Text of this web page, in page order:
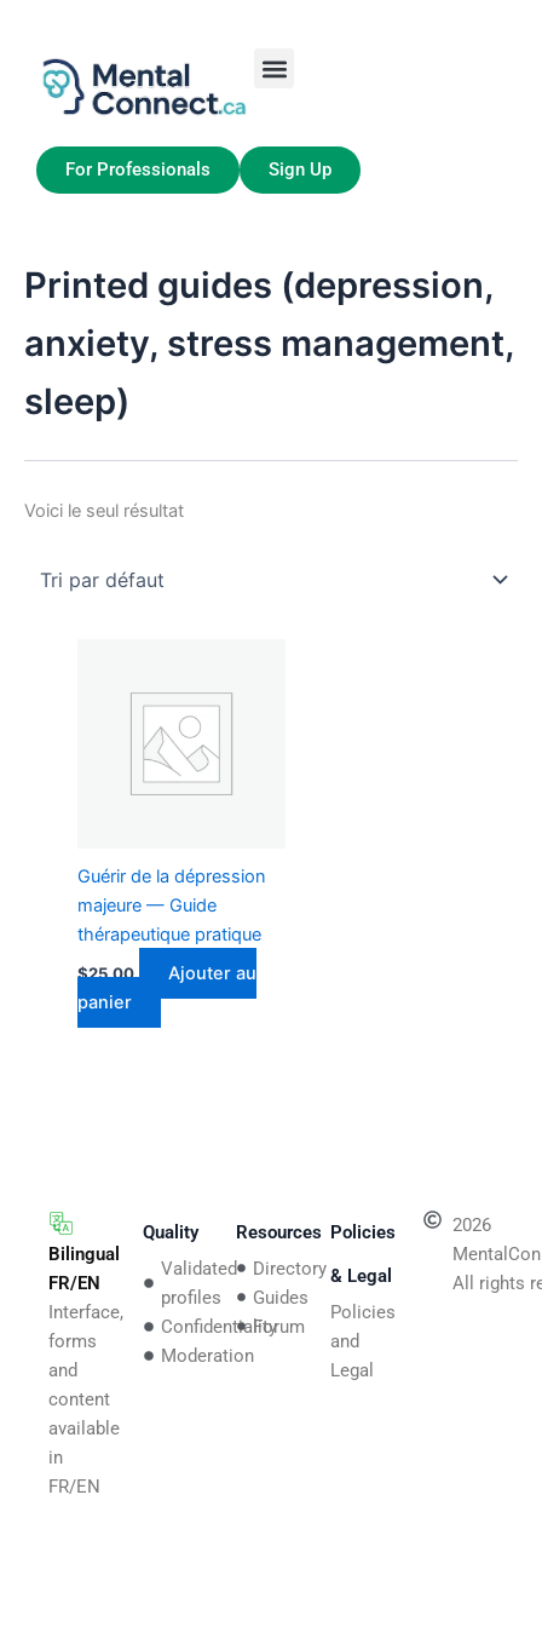
contenu
For Professionals Sign Up
Printed guides (depression,
anxiety, stress management,
sleep)
Voici le seul résultat
Guérir de la dépression
majeure — Guide
thérapeutique pratique
$25.00
Ajouter au
panier
Bilingual
FR/EN
Interface,
forms
and
content
available
in
FR/EN
Quality
Validated
profiles
Confidentiality
Moderation
Resources
Directory
Guides
Forum
Policies
& Legal
Policies
and
Legal
2026
All rights